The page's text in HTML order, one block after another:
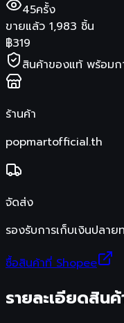
45ครั้ง
ขายแล้ว 1,983 ชิ้น
฿319
สินค้าของแท้ พร้อมก
ร้านค้า
popmartofficial.th
จัดส่ง
รองรับการเก็บเงินปลาย
ซื้อสินค้าที่ Shopee
รายละเอียดสินค้